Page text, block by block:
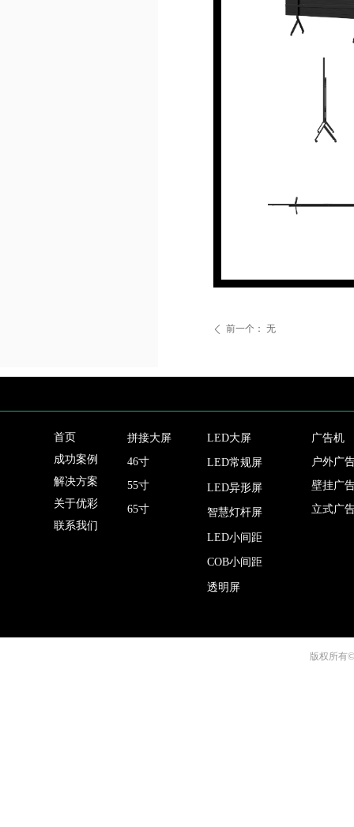
ꄴ 前一个： 无
首页
成功案例
解决方案
关于优彩
联系我们
拼接大屏
46寸
55寸
65寸
LED大屏
LED常规屏
LED异形屏
智慧灯杆屏
LED小间距
COB小间距
透明屏
广告机
户外广
壁挂广
立式广
版权所有